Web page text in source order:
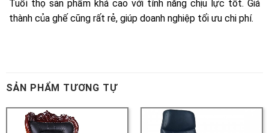
SẢN PHẨM TƯƠNG TỰ